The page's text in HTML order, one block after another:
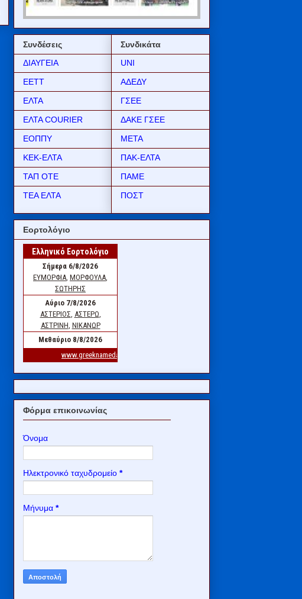
Συνδέσεις
ΔΙΑΥΓΕΙΑ
ΕΕΤΤ
ΕΛΤΑ
ΕΛΤΑ COURIER
ΕΟΠΠΥ
ΚΕΚ-ΕΛΤΑ
ΤΑΠ ΟΤΕ
ΤΕΑ ΕΛΤΑ
Συνδικάτα
UNI
ΑΔΕΔΥ
ΓΣΕΕ
ΔΑΚΕ ΓΣΕΕ
ΜΕΤΑ
ΠΑΚ-ΕΛΤΑ
ΠΑΜΕ
ΠΟΣΤ
Εορτολόγιο
Φόρμα επικοινωνίας
Όνομα
Ηλεκτρονικό ταχυδρομείο *
Μήνυμα *